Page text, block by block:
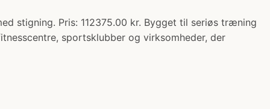
stigning. Pris: 112375.00 kr. Bygget til seriøs træning
sportsklubber og virksomheder, der